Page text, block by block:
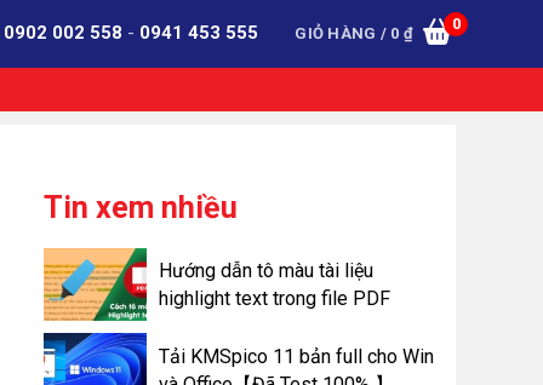
GIỎ HÀNG / 0 ₫
0
0902 002 558 - 0941 453 555
Tin xem nhiều
Hướng dẫn tô màu tài liệu
highlight text trong file PDF
Tải KMSpico 11 bản full cho Win